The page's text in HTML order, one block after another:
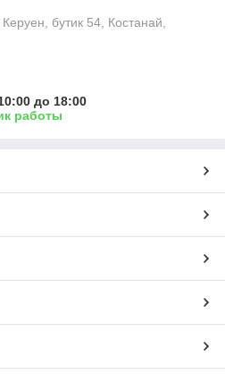
бутик 54, Костанай,
до 18:00
работы